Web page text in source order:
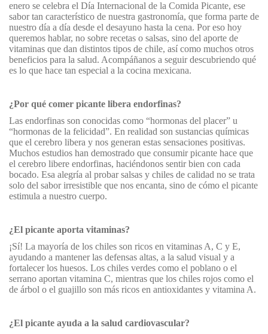
enero se celebra el Día Internacional de la Comida Picante, ese
sabor tan característico de nuestra gastronomía, que forma parte de
nuestro día a día desde el desayuno hasta la cena. Por eso hoy
queremos hablar, no sobre recetas o salsas, sino del aporte de
vitaminas que dan distintos tipos de chile, así como muchos otros
beneficios para la salud. Acompáñanos a seguir descubriendo qué
es lo que hace tan especial a la cocina mexicana.
¿Por qué comer picante libera endorfinas?
Las endorfinas son conocidas como “hormonas del placer” u
“hormonas de la felicidad”. En realidad son sustancias químicas
que el cerebro libera y nos generan estas sensaciones positivas.
Muchos estudios han demostrado que consumir picante hace que
el cerebro libere endorfinas, haciéndonos sentir bien con cada
bocado. Esa alegría al probar salsas y chiles de calidad no se trata
solo del sabor irresistible que nos encanta, sino de cómo el picante
estimula a nuestro cuerpo.
¿El picante aporta vitaminas?
¡Sí! La mayoría de los chiles son ricos en vitaminas A, C y E,
ayudando a mantener las defensas altas, a la salud visual y a
fortalecer los huesos. Los chiles verdes como el poblano o el
serrano aportan vitamina C, mientras que los chiles rojos como el
de árbol o el guajillo son más ricos en antioxidantes y vitamina A.
¿El picante ayuda a la salud cardiovascular?